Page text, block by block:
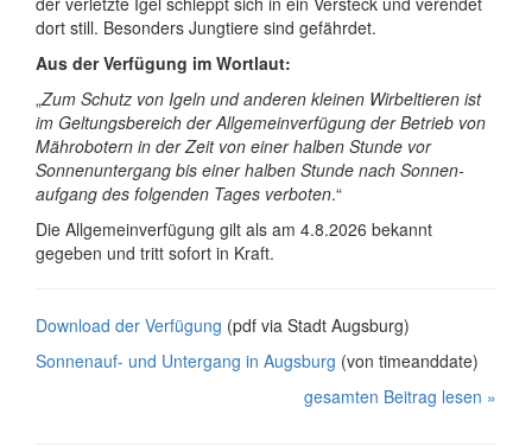
dort still. Besonders Jungtiere sind gefährdet.
Aus der Verfügung im Wortlaut:
„Zum Schutz von Igeln und anderen kleinen Wirbeltieren ist
im Geltungsbereich der All­ge­mein­ver­fü­gung der Betrieb von
Mäh­ro­bo­tern in der Zeit von einer halben Stunde vor
Sonnen­unter­gang bis einer halben Stunde nach Sonnen­
aufgang des folgenden Tages verboten.“
Die All­ge­mein­ver­fü­gung gilt als am 4.8.2026 bekannt
gegeben und tritt sofort in Kraft.
Download der Verfügung (pdf via Stadt Augsburg)
Sonnenauf- und Untergang in Augsburg (von timeanddate)
gesamten Beitrag lesen »